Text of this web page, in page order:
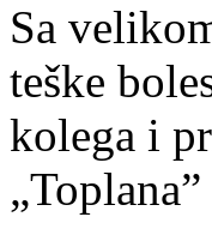
Sa
teške
kolega i